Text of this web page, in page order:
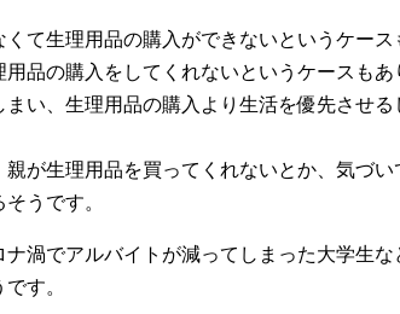
くて生理用品の購入ができないというケー
用品の購入をしてくれないというケースも
まい、生理用品の購入より生活を優先させ
親が生理用品を買ってくれないとか、気づ
うです。
ナ渦でアルバイトが減ってしまった大学生
す。